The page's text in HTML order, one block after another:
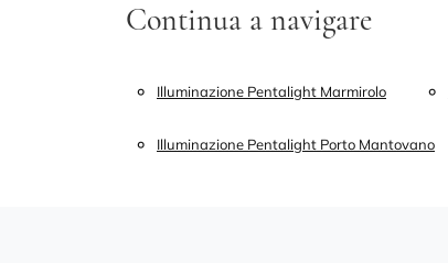
Continua a navigare
Illuminazione Pentalight Marmirolo
Illuminazione Pentalight Porto Mantovano